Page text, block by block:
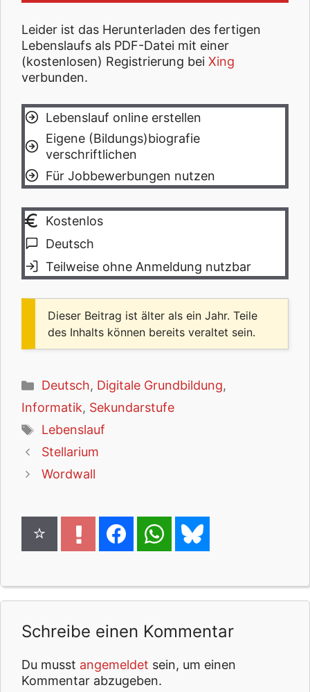
Leider ist das Herunterladen des fertigen
Lebenslaufs als PDF-Datei mit einer
(kostenlosen) Registrierung bei Xing
verbunden.
Lebenslauf online erstellen
Eigene (Bildungs)biografie
verschriftlichen
Für Jobbewerbungen nutzen
Kostenlos
Deutsch
Teilweise ohne Anmeldung nutzbar
Dieser Beitrag ist älter als ein Jahr. Teile
des Inhalts können bereits veraltet sein.
Kategorien
Deutsch, Digitale Grundbildung,
Informatik, Sekundarstufe
Schlagwörter
Lebenslauf
Stellarium
Wordwall
Schreibe einen Kommentar
Du musst angemeldet sein, um einen
Kommentar abzugeben.